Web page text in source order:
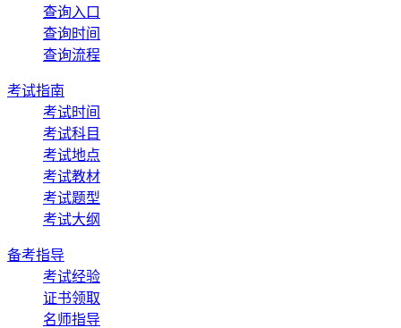
查询入口
查询时间
查询流程
考试指南
考试时间
考试科目
考试地点
考试教材
考试题型
考试大纲
备考指导
考试经验
证书领取
名师指导